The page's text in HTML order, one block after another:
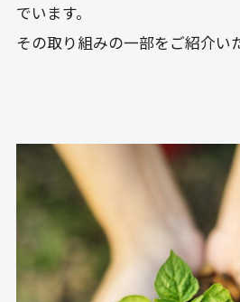
でいます。
その取り組みの一部をご紹介い